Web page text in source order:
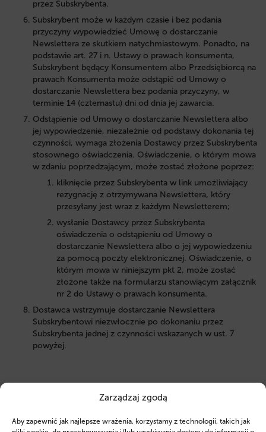
Zarządzaj zgodą
Aby zapewnić jak najlepsze wrażenia, korzystamy z technologii, takich jak
przez Subskrybenta.
Subskrybent może w każdym czasie i bez podania
przyczyny wypowiedzieć Umowę o dostarczanie
Newslettera ze skutkiem natychmiastowym. Ponadto, na
podstawie art. 27 i n. Ustawy o prawach konsumenta,
Subskrybent będący Konsumentem albo Przedsiębiorcą na
prawach Konsumenta może odstąpić od Umowy o
dostarczanie Newslettera bez podania przyczyny, w
terminie 14 (czternastu) dni od dnia jej zawarcia.
Odstąpienie od Umowy o dostarczanie Newslettera albo
jej wypowiedzenie, niezależnie od podstawy dokonania tej
czynności, wymaga złożenia Dostawcy przez Subskrybenta
stosownego oświadczenia. Oświadczenie, o którym mowa
w zdaniu poprzedzającym, może zostać złożone poprzez:
kliknięcie przez Subskrybenta w link umożliwiający
rezygnację z otrzymywana Newslettera, który
przesyłany jest wraz z każdym Newsletterem;
wysłanie Dostawcy przez Subskrybenta
oświadczenia o odstąpieniu od Umowy o
dostarczanie Newslettera albo o jej wypowiedzeniu
za pomocą poczty elektronicznej. Oświadczenie, o
którym mowa w niniejszym pkt 2, może zostać
złożone także na formularzu stanowiącym załącznik
nr 2 do Ustawy o prawach konsumenta.
Dostawca wstrzymuje dostarczanie Newslettera
Subskrybentowi niezwłocznie po dokonaniu przez
Subskrybenta jednej z czynności wskazanych w ust. 7
powyżej.
Reklamacje dotyczące Newslettera
Postanowienia niniejszego § 6 dotyczą wyłącznie
Subskrybentów będących Konsumentami lub